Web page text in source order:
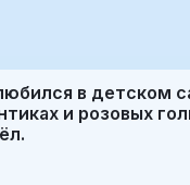
в детском
и розовых